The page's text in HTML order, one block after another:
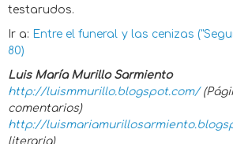
testarudos.
Ir a: Entre el funeral y las cenizas
80)
Luis María Murillo Sarmiento
http://luismmurillo.blogspot.com/
comentarios)
http://
literaria)